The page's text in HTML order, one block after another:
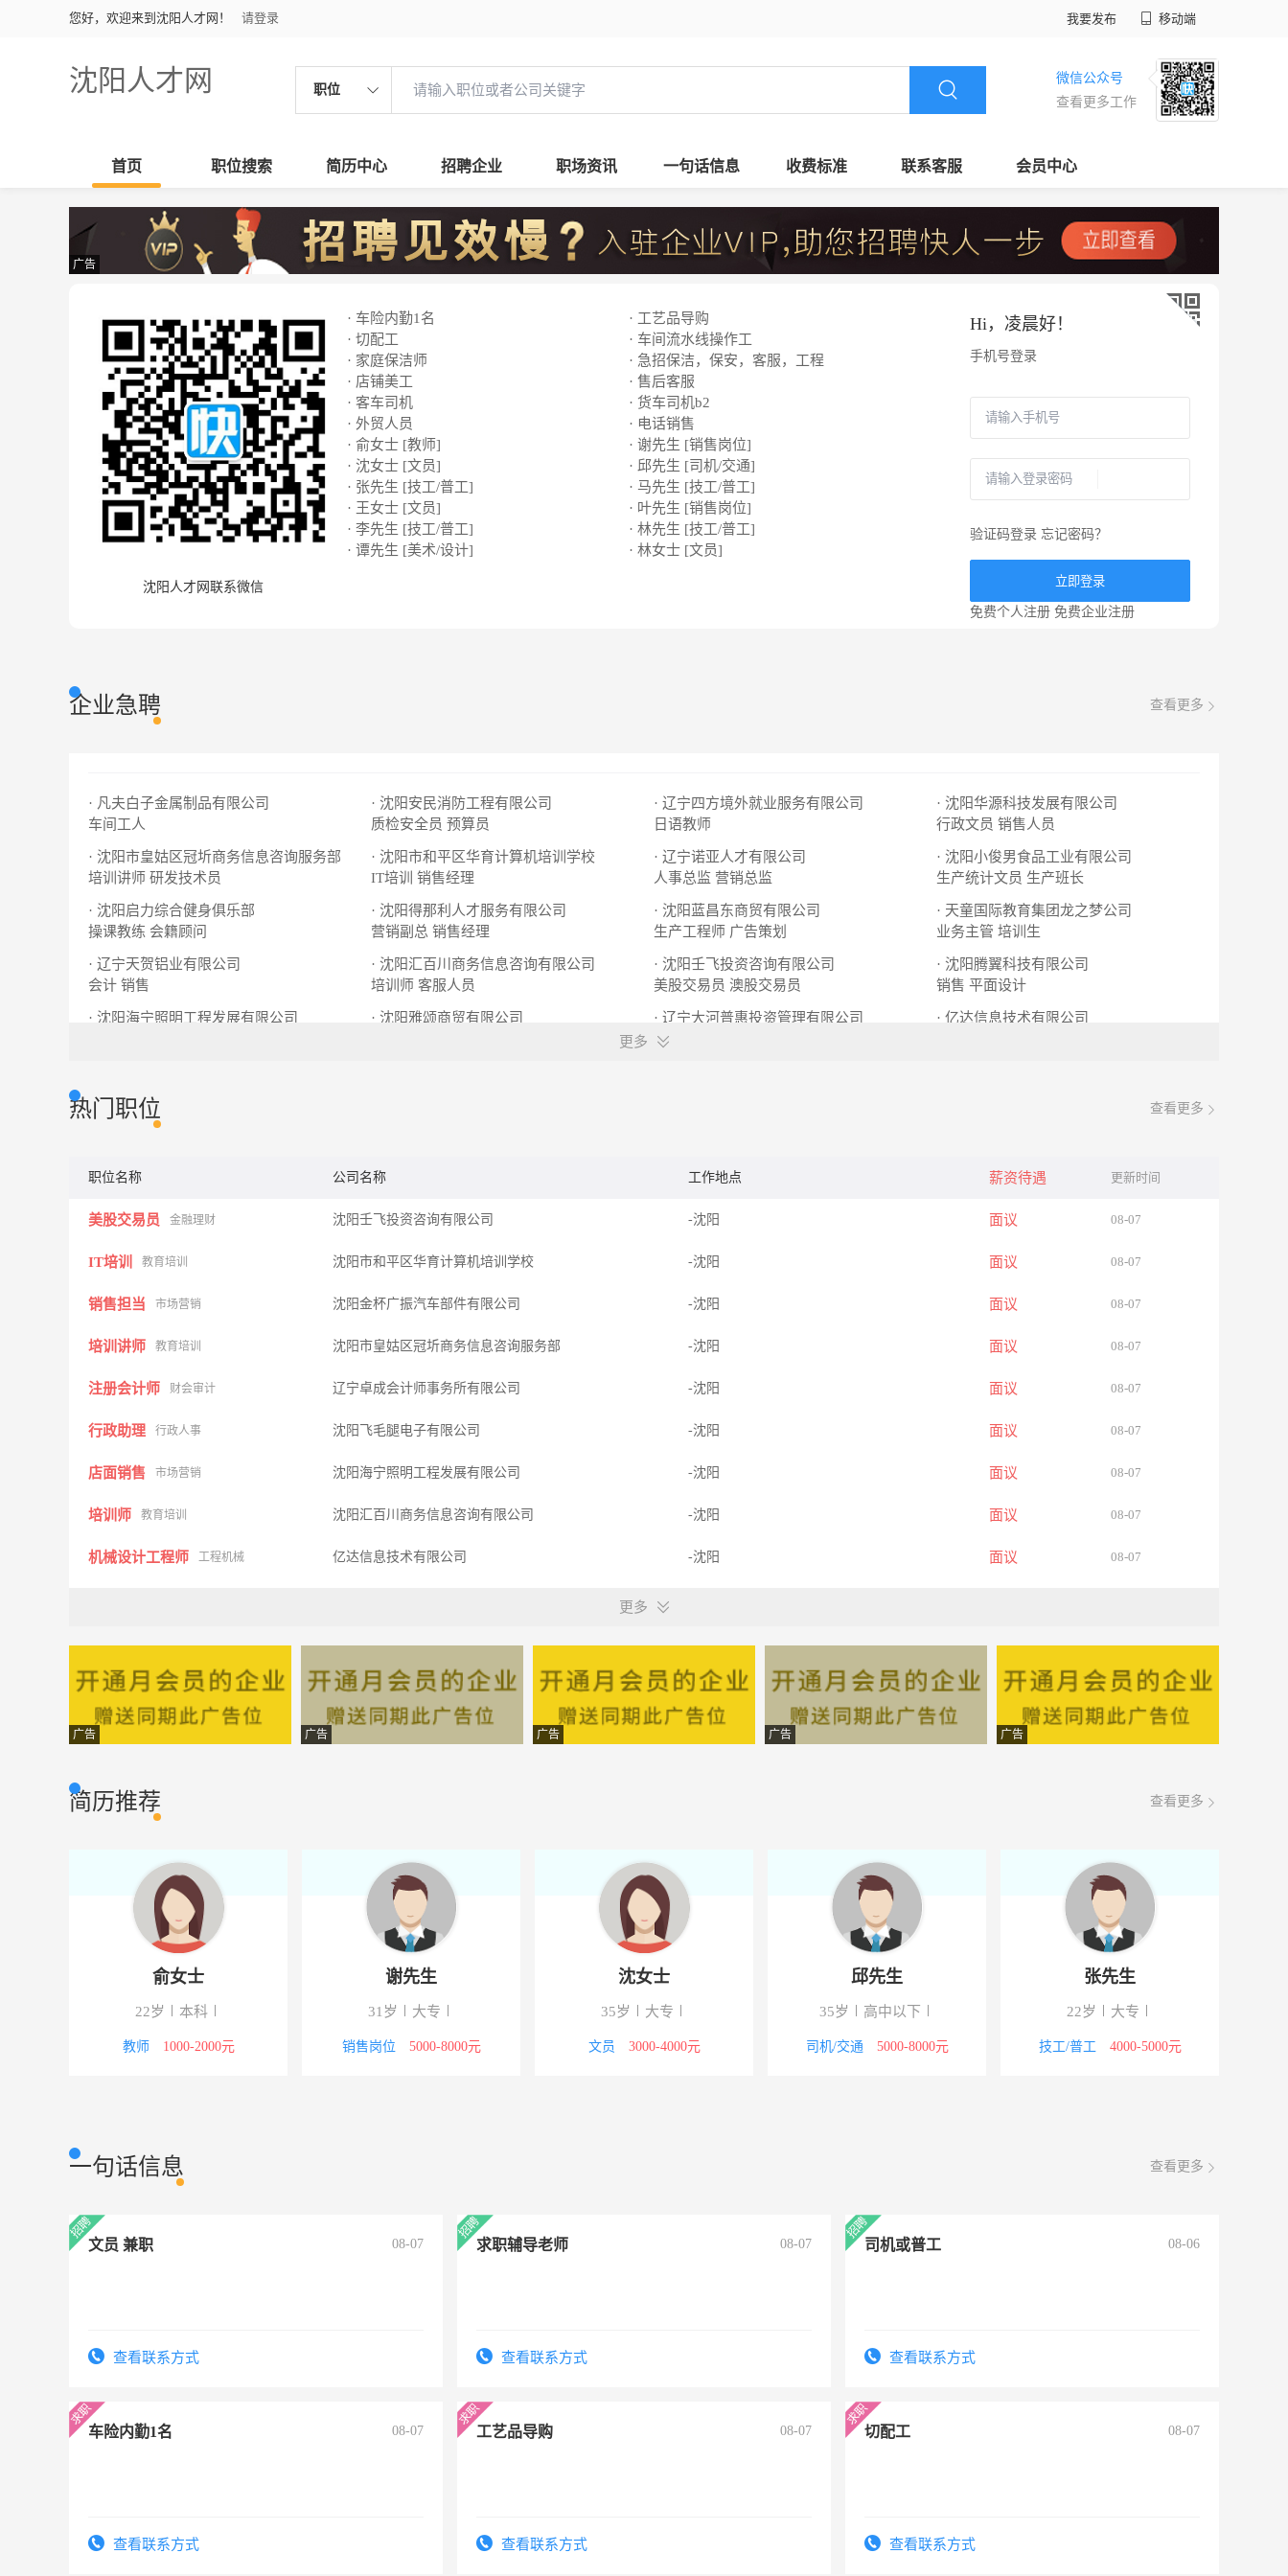
您好，欢迎来到沈阳人才网！ 请登录 我要发布 移动端
沈阳人才网 职位
微信公众号
查看更多工作
首页 职位搜索 简历中心 招聘企业 职场资讯 一句话信息 收费标准 联系客服 会员中心
广告
沈阳人才网联系微信
· 车险内勤1名
· 工艺品导购
· 切配工
· 车间流水线操作工
· 家庭保洁师
· 急招保洁，保安，客服，工程
· 店铺美工
· 售后客服
· 客车司机
· 货车司机b2
· 外贸人员
· 电话销售
· 俞女士 [教师]
· 谢先生 [销售岗位]
· 沈女士 [文员]
· 邱先生 [司机/交通]
· 张先生 [技工/普工]
· 马先生 [技工/普工]
· 王女士 [文员]
· 叶先生 [销售岗位]
· 李先生 [技工/普工]
· 林先生 [技工/普工]
· 谭先生 [美术/设计]
· 林女士 [文员]
Hi， 凌晨好！
手机号登录
验证码登录 忘记密码？
立即登录
免费个人注册 免费企业注册
企业急聘 查看更多
· 凡夫白子金属制品有限公司
车间工人
· 沈阳安民消防工程有限公司
质检安全员 预算员
· 辽宁四方境外就业服务有限公司
日语教师
· 沈阳华源科技发展有限公司
行政文员 销售人员
· 沈阳市皇姑区冠圻商务信息咨询服务部
培训讲师 研发技术员
· 沈阳市和平区华育计算机培训学校
IT培训
销售经理
· 辽宁诺亚人才有限公司
人事总监 营销总监
· 沈阳小俊男食品工业有限公司
生产统计文员 生产班长
· 沈阳启力综合健身俱乐部
操课教练 会籍顾问
· 沈阳得那利人才服务有限公司
营销副总 销售经理
· 沈阳蓝昌东商贸有限公司
生产工程师 广告策划
· 天童国际教育集团龙之梦公司
业务主管 培训生
· 辽宁天贺铝业有限公司
会计 销售
· 沈阳汇百川商务信息咨询有限公司
培训师 客服人员
· 沈阳壬飞投资咨询有限公司
美股交易员 澳股交易员
· 沈阳腾翼科技有限公司
销售 平面设计
· 沈阳海宁照明工程发展有限公司
· 沈阳雅颂商贸有限公司
· 辽宁大河普惠投资管理有限公司
人事专员
· 亿达信息技术有限公司
更多
热门职位 查看更多
职位名称 公司名称 工作地点 薪资待遇 更新时间
美股交易员 金融理财 沈阳壬飞投资咨询有限公司 -沈阳 面议 08-07
IT培训 教育培训 沈阳市和平区华育计算机培训学校 -沈阳 面议 08-07
销售担当 市场营销 沈阳金杯广振汽车部件有限公司 -沈阳 面议 08-07
培训讲师 教育培训 沈阳市皇姑区冠圻商务信息咨询服务部 -沈阳 面议 08-07
注册会计师 财会审计 辽宁卓成会计师事务所有限公司 -沈阳 面议 08-07
行政助理 行政人事 沈阳飞毛腿电子有限公司 -沈阳 面议 08-07
店面销售 市场营销 沈阳海宁照明工程发展有限公司 -沈阳 面议 08-07
培训师 教育培训 沈阳汇百川商务信息咨询有限公司 -沈阳 面议 08-07
机械设计工程师 工程机械 亿达信息技术有限公司 -沈阳 面议 08-07
移动互联网产品经理 市场营销 辽宁力拓科技发展有限公司 -沈阳 面议 08-07
安全专员 质控安检 沈阳三九药业有限公司 -沈阳 面议 08-07
行政文员 行政人事
财务主管 财会审计 沈阳三九药业有限公司 -沈阳 08-07
生产统计文员 办公文员 沈阳小俊男食品工业有限公司 08-07
市场营销 沈阳华源科技发展有限公司 08-07
质控安检 沈阳兴鸿安房地产开发有限公司 08-07
更多
广告 广告 广告 广告 广告
简历推荐 查看更多
俞女士
22岁 本科
教师 1000-2000元
谢先生
31岁 大专
销售岗位 5000-8000元
沈女士
35岁 大专
文员 3000-4000元
邱先生
35岁 高中以下
司机/交通 5000-8000元
张先生
22岁 大专
技工/普工 4000-5000元
一句话信息 查看更多
文员 兼职 08-07
查看联系方式
求职辅导老师 08-07
查看联系方式
司机或普工 08-06
查看联系方式
车险内勤1名 08-07
查看联系方式
工艺品导购 08-07
查看联系方式
切配工 08-07
查看联系方式